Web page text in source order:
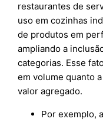
restaurantes de
uso em cozinhas
de produtos em
ampliando a
categorias. Esse
em volume quanto
valor agregado.
Por exemplo,